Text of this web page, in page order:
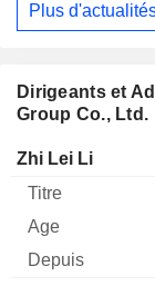
Plus
Dirigeants et
Group Co., Ltd.
Dirigeant
Zhi Lei Li